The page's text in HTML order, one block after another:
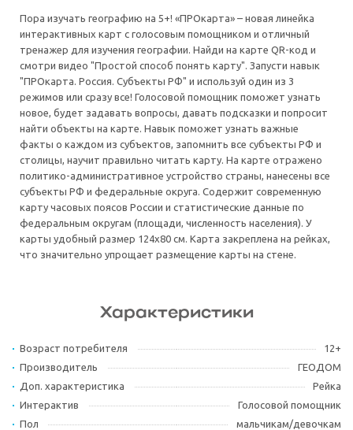
Пора изучать географию на 5+! «ПРОкарта» – новая линейка
интерактивных карт с голосовым помощником и отличный
тренажер для изучения географии. Найди на карте QR-код и
смотри видео "Простой способ понять карту". Запусти навык
"ПРОкарта. Россия. Субъекты РФ" и используй один из 3
режимов или сразу все! Голосовой помощник поможет узнать
новое, будет задавать вопросы, давать подсказки и попросит
найти объекты на карте. Навык поможет узнать важные
факты о каждом из субъектов, запомнить все субъекты РФ и
столицы, научит правильно читать карту. На карте отражено
политико-административное устройство страны, нанесены все
субъекты РФ и федеральные округа. Содержит современную
карту часовых поясов России и статистические данные по
федеральным округам (площади, численность населения). У
карты удобный размер 124х80 см. Карта закреплена на рейках,
что значительно упрощает размещение карты на стене.
Характеристики
Возраст потребителя
12+
Производитель
ГЕОДОМ
Доп. характеристика
Рейка
Интерактив
Голосовой помощник
Пол
мальчикам/девочкам